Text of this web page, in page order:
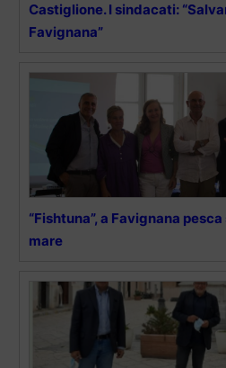
Castiglione. I sindacati:
Favignana”
“Fishtuna”, a Favignana
mare